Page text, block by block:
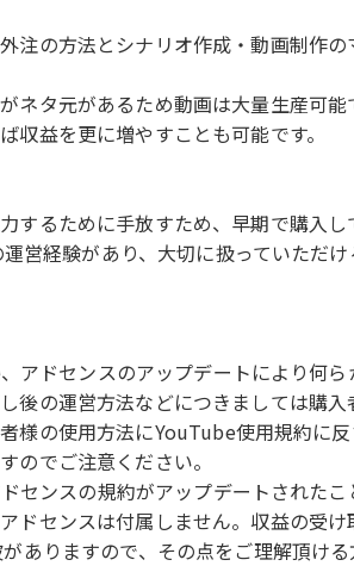
注の方法とシナリオ作成・動画制作の
ネタ元があるため動画は大量生産可能
収益を更に増やすことも可能です。
するために手放すため、早期で購入し
営経験があり、大切に扱っていただ
アドセンスのアップデートにより何
後の運営方法などにつきましては購入
様の使用方法にYouTube使用規約に
のでご注意ください。
センスの規約がアップデートされた
ドセンスは付属しません。収益の受
ありますので、その点をご理解頂け